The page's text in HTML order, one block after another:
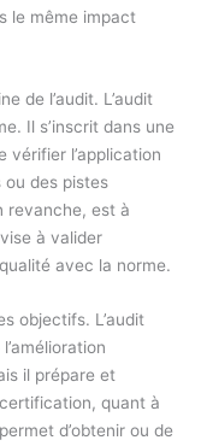
le même impact
de l’audit. L’audit
Il s’inscrit dans une
vérifier l’application
des pistes
revanche, est à
à valider
avec la norme.
objectifs. L’audit
il prépare et
quant à
d’obtenir ou de